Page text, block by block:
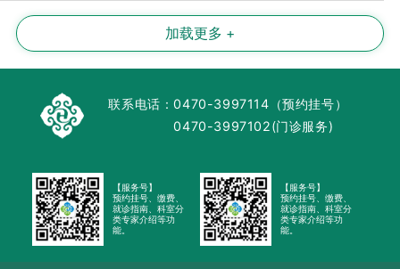
加载更多 +
联系电话：0470-3997114（预约挂号）
0470-3997102(门诊服务)
【服务号】
预约挂号、缴费、
就诊指南、科室分
类专家介绍等功
能。
【服务号】
预约挂号、缴费、
就诊指南、科室分
类专家介绍等功
能。